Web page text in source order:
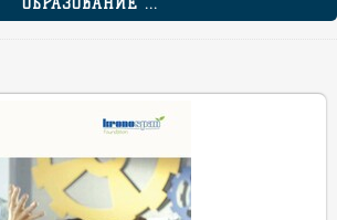
ОБРАЗОВАНИЕ ...